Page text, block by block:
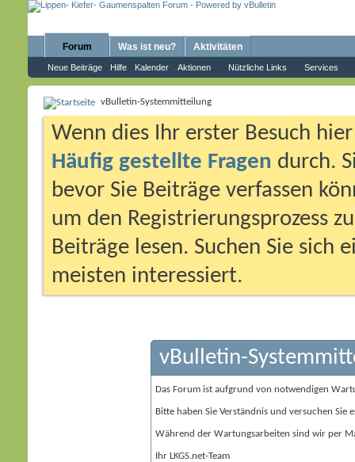
Forum
Neue Beiträge Hilfe Kalender Aktionen Nützliche Links Services
Was ist neu? Aktivitäten
vBulletin-Systemmitteilung
Wenn dies Ihr erster Besuch
Häufig gestellte Fragen durch.
bevor Sie Beiträge verfassen
um den Registrierungsprozess
Beiträge lesen. Suchen Sie sich
meisten interessiert.
vBulletin-
Das Forum ist aufgrund von notwendigen
Bitte haben Sie Verständnis und versuchen Sie
Während der Wartungsarbeiten sind wir per
Ihr LKGS.net-Team